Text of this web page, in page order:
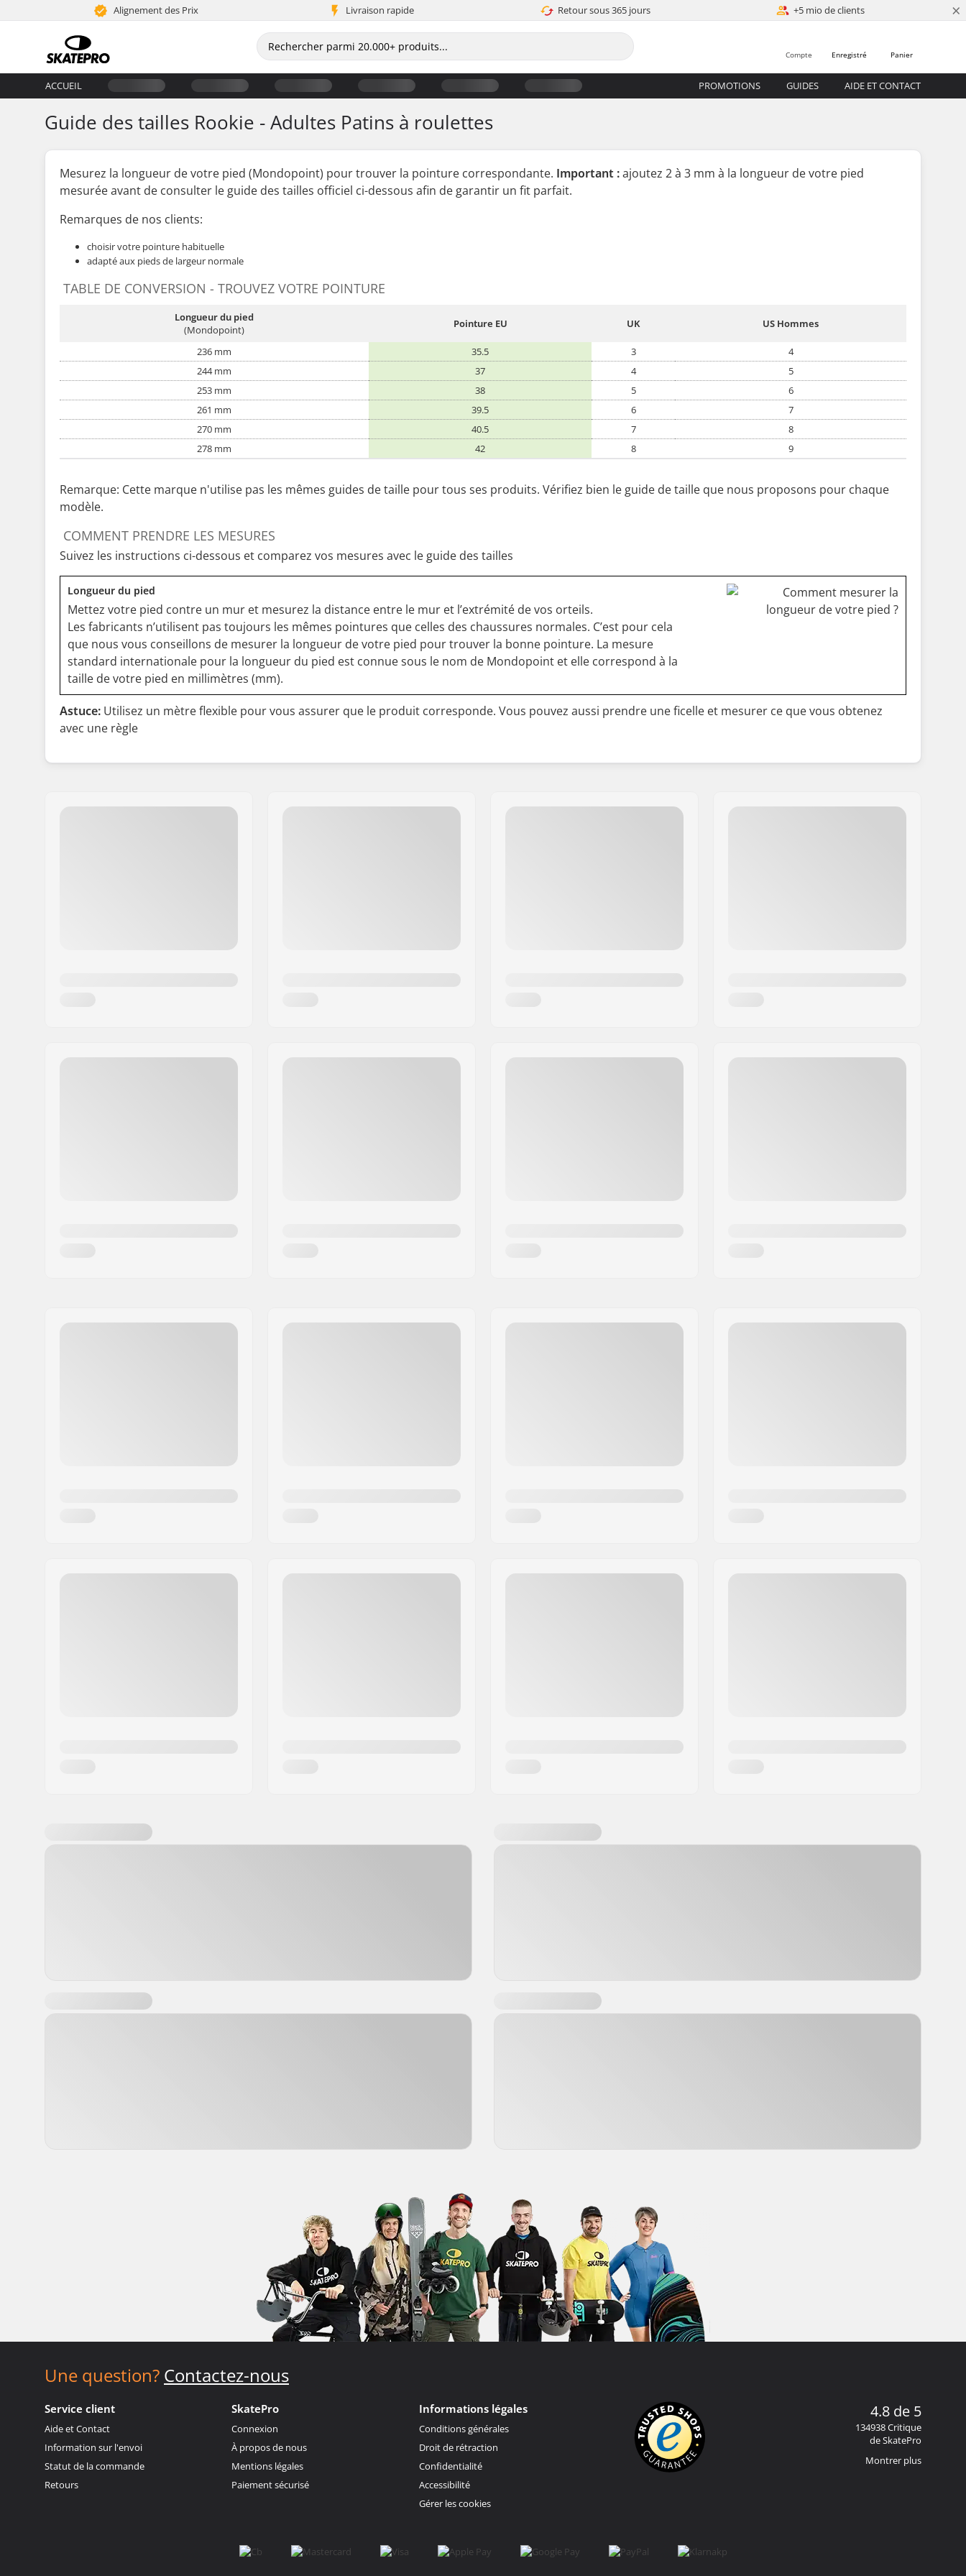
Alignement des Prix Livraison rapide Retour sous 365 jours +5 mio de clients ×
Panier
Enregistré
Compte
ACCUEIL PROMOTIONS GUIDES AIDE ET CONTACT
Guide des tailles Rookie - Adultes Patins à roulettes
Mesurez la longueur de votre pied (Mondopoint) pour trouver la pointure correspondante. Important :ajoutez 2 à 3 mm à la longueur de votre pied
mesuréeavant de consulter le guide des tailles officiel ci-dessous afin de garantir un fit parfait.
Remarques de nos clients:
choisir votre pointure habituelle
adapté aux pieds de largeur normale
TABLE DE CONVERSION - TROUVEZ VOTRE POINTURE
Longueur du pied
(Mondopoint)
Pointure EU UK US Hommes
236 mm 35.5 3
4
244 mm
37 4
5
253 mm
38 5
6
261 mm
39.5 6
7
270 mm
40.5 7
8
278 mm
42 8 9
Remarque: Cette marque n'utilise pas les mêmes guides de taille pour tous ses produits. Vérifiez bien le guide de taille que nous proposons pour chaque
modèle.
COMMENT PRENDRE LES MESURES
Suivez les instructions ci-dessous et comparez vos mesures avec le guide des tailles
Longueur du pied
Mettez votre pied contre un mur et mesurez la distance entre le mur et l’extrémité de vos orteils.
Les fabricants n’utilisent pas toujours les mêmes pointures que celles des chaussures normales. C’est pour cela
que nous vous conseillons de mesurer la longueur de votre pied pour trouver la bonne pointure. La mesure
standard internationale pour la longueur du pied est connue sous le nom de Mondopoint et elle correspond à la
taille de votre pied en millimètres (mm).
Astuce: Utilisez un mètre flexible pour vous assurer que le produit corresponde. Vous pouvez aussi prendre une ficelle et mesurer ce que vous obtenez
avec une règle
Une question? Contactez-nous
Service client
Aide et Contact
Information sur l'envoi
Statut de la commande
Retours
SkatePro
Connexion
À propos de nous
Mentions légales
Paiement sécurisé
Informations légales
Conditions générales
Droit de rétraction
Confidentialité
Accessibilité
Gérer les cookies
4.8 de 5
134938 Critique
de SkatePro
Montrer plus